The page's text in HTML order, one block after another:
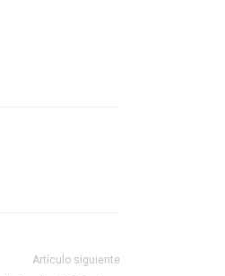
Artículo siguiente